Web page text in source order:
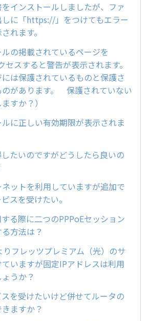
インストールしましたが、ファ
に「https://」をつけてもエラー
れます。
の掲載されているページを
スすると警告が表示されます。
には保護されているものと保護さ
のがあります。 保護されていない
ますか？）
に正しい有効期限が表示されま
たいのですがどうしたら良いの
ットを利用していますが追加で
スを受けたい。
る際に二つのPPPoEセッション
方法は？
フレッツプレミアム（光）のサ
いますが固定IPアドレスは利用
うか？
を受けたいけど併せてルータの
ますか？